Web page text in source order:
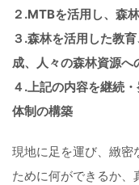
２.MTBを活用し、森
３.森林を活用した教
成、人々の森林資源
４.上記の内容を継続
体制の構築
現地に足を運び、緻密
ために何ができるか、